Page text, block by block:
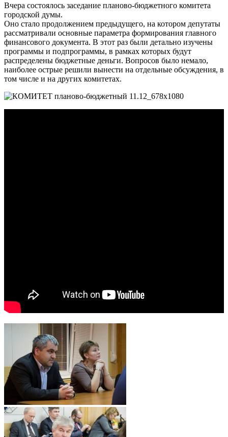
Вчера состоялось заседание планово-бюджетного комитета
городской думы.
Оно стало продолжением предыдущего, на котором депутаты
рассматривали основные параметра формирования главного
финансового документа. В этот раз были детально изучены
программы и подпрограммы, в рамках которых будут
распределены бюджетные деньги. Вопросов было немало,
наиболее острые решили вынести на отдельные обсуждения, в
том числе и на других комитетах.